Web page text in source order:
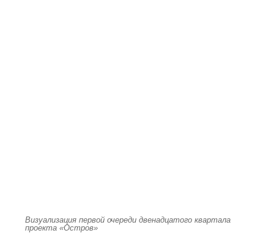
Визуализация первой очереди двенадцатого квартала
проекта «Остров»